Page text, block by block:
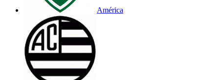
América